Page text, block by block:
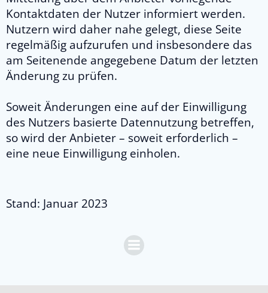
Kontaktdaten der Nutzer informiert werden.
Nutzern wird daher nahe gelegt, diese Seite
regelmäßig aufzurufen und insbesondere das
am Seitenende angegebene Datum der letzten
Änderung zu prüfen.
Soweit Änderungen eine auf der Einwilligung
des Nutzers basierte Datennutzung betreffen,
so wird der Anbieter – soweit erforderlich –
eine neue Einwilligung einholen.
Stand: Januar 2023